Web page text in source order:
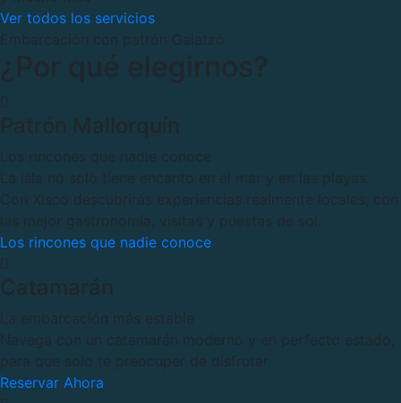
Ver todos los servicios
Embarcación con patrón Galatzó
¿Por qué elegirnos?
Patrón Mallorquín
Los rincones que nadie conoce
La isla no solo tiene encanto en el mar y en las playas.
Con Xisco descubrirás experiencias realmente locales, con
las mejor gastronomía, visitas y puestas de sol.
Los rincones que nadie conoce
Catamarán
La embarcación más estable
Navega con un catamarán moderno y en perfecto estado,
para que solo te preocuper de disfrutar
Reservar Ahora